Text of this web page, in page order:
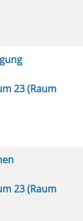
23 (Raum
23 (Raum